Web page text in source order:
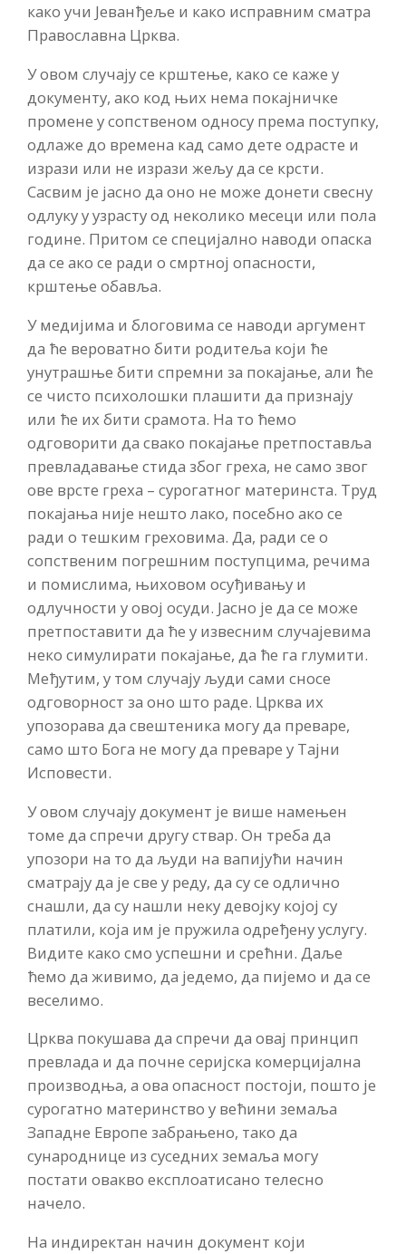
како учи Јеванђеље и како исправним сматра
Православна Црква.
У овом случају се крштење, како се каже у
документу, ако код њих нема покајничке
промене у сопственом односу према поступку,
одлаже до времена кад само дете одрасте и
изрази или не изрази жељу да се крсти.
Сасвим је јасно да оно не може донети свесну
одлуку у узрасту од неколико месеци или пола
године. Притом се специјално наводи опаска
да се ако се ради о смртној опасности,
крштење обавља.
У медијима и блоговима се наводи аргумент
да ће вероватно бити родитеља који ће
унутрашње бити спремни за покајање, али ће
се чисто психолошки плашити да признају
или ће их бити срамота. На то ћемо
одговорити да свако покајање претпоставља
превладавање стида због греха, не само звог
ове врсте греха – сурогатног материнста. Труд
покајања није нешто лако, посебно ако се
ради о тешким греховима. Да, ради се о
сопственим погрешним поступцима, речима
и помислима, њиховом осуђивању и
одлучности у овој осуди. Јасно је да се може
претпоставити да ће у извесним случајевима
неко симулирати покајање, да ће га глумити.
Међутим, у том случају људи сами сносе
одговорност за оно што раде. Црква их
упозорава да свештеника могу да преваре,
само што Бога не могу да преваре у Тајни
Исповести.
У овом случају документ је више намењен
томе да спречи другу ствар. Он треба да
упозори на то да људи на вапијући начин
сматрају да је све у реду, да су се одлично
снашли, да су нашли неку девојку којој су
платили, која им је пружила одређену услугу.
Видите како смо успешни и срећни. Даље
ћемо да живимо, да једемо, да пијемо и да се
веселимо.
Црква покушава да спречи да овај принцип
превлада и да почне серијска комерцијална
производња, а ова опасност постоји, пошто је
сурогатно материнство у већини земаља
Западне Европе забрањено, тако да
сународнице из суседних земаља могу
постати овакво експлоатисано телесно
начело.
На индиректан начин документ који